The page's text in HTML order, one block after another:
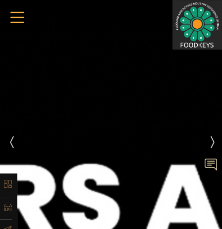
×
لیست
محصولات